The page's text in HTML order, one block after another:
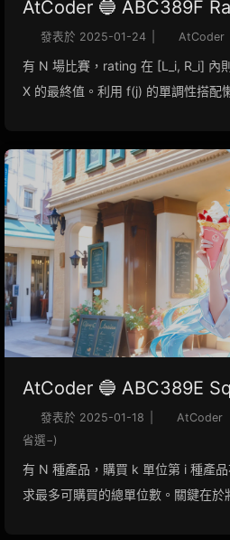
AtCoder 🔵 ABC389F
發表於 2025-01-24 AtCoder
有 N 場比賽，rating 在 [L_i, R_i] 內
X 的最終值。利用 f(j) 的單調性搭配
AtCoder 🔵 ABC389E
發表於 2025-01-18 AtCoder
省選−)
有 N 種產品，購買 k 單位第 i 種產品
求最多可購買的總單位數。關鍵在